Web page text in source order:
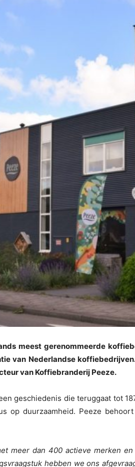
meest gerenommeerde
van Nederlandse
van Koffiebranderij Peeze.
geschiedenis die teruggaat tot
op duurzaamheid. Peeze
meer dan 400 actieve merken
hebben we ons